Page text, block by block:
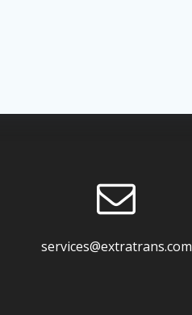
services@extratrans.com